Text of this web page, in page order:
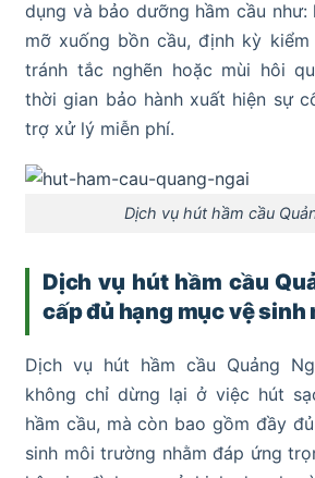
dụng và bảo dưỡng hầm cầu như:
mỡ xuống bồn cầu, định kỳ
tránh tắc nghẽn hoặc mùi hôi
thời gian bảo hành xuất hiện sự
trợ xử lý miễn phí.
Dịch vụ hút hầm cầu
Dịch vụ hút hầm cầu
cấp đủ hạng mục vệ
Dịch vụ hút hầm cầu Quảng
không chỉ dừng lại ở việc hút
hầm cầu, mà còn bao gồm đầy
sinh môi trường nhằm đáp ứng